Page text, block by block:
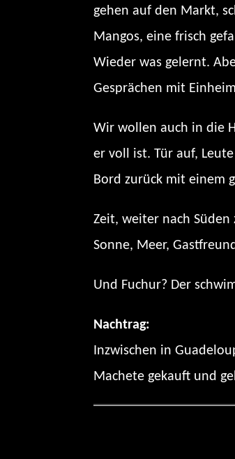
gehen auf den Markt,
Mangos, eine frisch
Wieder was gelernt.
Gesprächen mit
Wir wollen auch in die
er voll ist. Tür auf,
Bord zurück mit einem
Zeit, weiter nach
Sonne, Meer,
Und Fuchur? Der
Nachtrag:
Inzwischen in
Machete gekauft und